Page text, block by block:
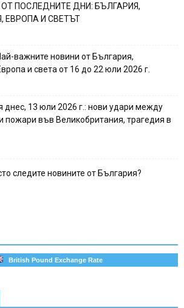
ПОСЛЕДНИТЕ ДНИ: БЪЛГАРИЯ,
ЕВРОПА И СВЕТЪТ
важните новини от България,
и света от 16 до 22 юли 2026 г.
днес, 13 юли 2026 г.: нови удари между
във Великобритания, трагедия в
следите новините от България?
British Pound Exchange Rate